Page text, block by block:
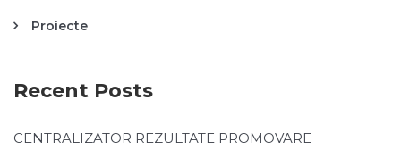
Proiecte
Recent Posts
CENTRALIZATOR REZULTATE PROMOVARE